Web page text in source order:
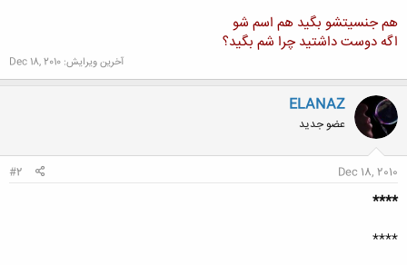
و
ع
هم جنسيتشو بگيد هم اسم شو
اگه دوست داشتيد چرا شم بگيد؟
آخرین ویرایش: Dec 18, 2010
ELANAZ
عضو جدید
Dec 18, 2010
#2
****
****